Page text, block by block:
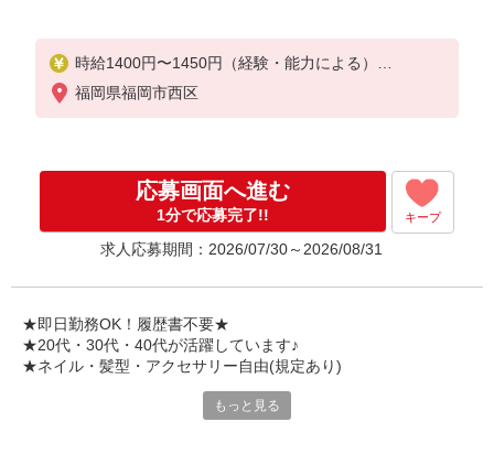
時給1400円〜1450円（経験・能力による）
※残業代支給
★交通費別途支給（規定あり）
入社祝い金10万円支給(規定有)
お友達を紹介頂くと,
インセンティブ支給(規定有)
゜・。○。・゜+゜・。○。・゜+゜
福岡県福岡市西区
応募画面へ進む
1分で応募完了!! キープ
求人応募期間：2026/07/30～2026/08/31
★即日勤務OK！履歴書不要★
★20代・30代・40代が活躍しています♪
★ネイル・髪型・アクセサリー自由(規定あり)
シエロのご紹介するお店は、もっと見る